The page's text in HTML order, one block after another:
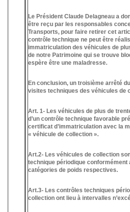
Le Président Claude Delagneau a
être reçu par les responsables
Transports, pour faire retirer cet
contrôle technique ne peut être
immatriculation des véhicules de
de notre Patrimoine qui se trouve
espère être une maladresse.
En conclusion, un troisième arrêté
visites techniques des véhicules de
Art. 1- Les véhicules de plus de
d’un contrôle technique favorable
certificat d’immatriculation avec la
« véhicule de collection ».
Art.2- Les véhicules de collection
technique périodique
catégories de poids respectives.
Art.3- Les contrôles techniques
collection ont lieu à intervalles